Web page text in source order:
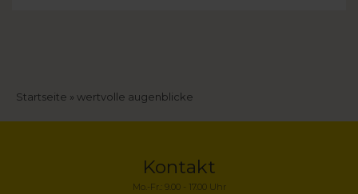
Pfadnavigation
Startseite wertvolle augenblicke
Kontakt
Mo.-Fr.: 9.00 - 17.00 Uhr